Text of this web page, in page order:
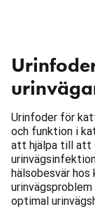
Urinfoder för
och funktion i
att hjälpa till att
hälsobesvär
optimal